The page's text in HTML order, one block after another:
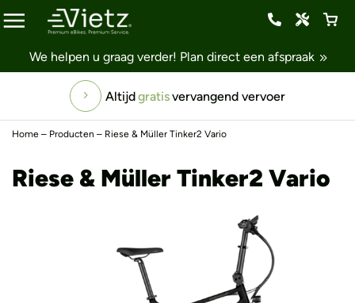
We helpen u graag verder! Plan direct een afspraak
Altijdgratisvervangend vervoer
Home – Producten – Riese & Müller Tinker2 Vario
Riese & Müller Tinker2 Vario